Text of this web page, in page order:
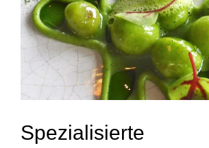
Spezialisierte